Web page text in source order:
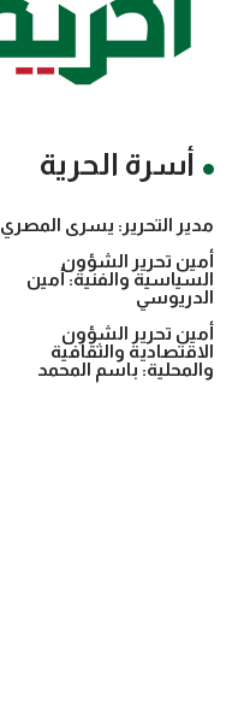
أسرة الحرية
مدير التحرير: يسرى المصري
أمين تحرير الشؤون
السياسية والفنية: أمين
الدريوسي
أمين تحرير الشؤون
الاقتصادية والثقافية
والمحلية: باسم المحمد